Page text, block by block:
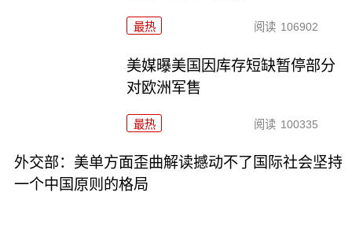
最热 阅读 106902
美媒曝美国因库存短缺暂停部分
对欧洲军售
最热 阅读 100335
外交部：美单方面歪曲解读撼动不了国际社会坚持
一个中国原则的格局